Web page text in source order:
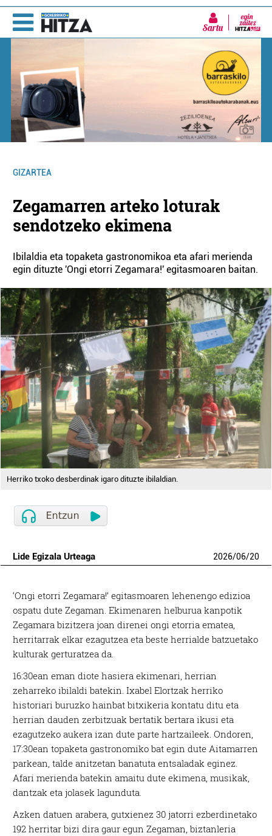
Sartu
GIZARTEA
Zegamarren arteko loturak
sendotzeko ekimena
Ibilaldia eta topaketa gastronomikoa eta afari merienda
egin dituzte 'Ongi etorri Zegamara!' egitasmoaren baitan.
Herriko txoko desberdinak igaro dituzte ibilaldian.
Lide Egizala Urteaga 2026/06/20
‘Ongi etorri Zegamara!’ egitasmoaren lehenengo edizioa
ospatu dute Zegaman. Ekimenaren helburua kanpotik
Zegamara bizitzera joan direnei ongi etorria ematea,
herritarrak elkar ezagutzea eta beste herrialde batzuetako
kulturak gerturatzea da.
16:30ean eman diote hasiera ekimenari, herrian
zeharreko ibilaldi batekin. Ixabel Elortzak herriko
historiari buruzko hainbat bitxikeria kontatu ditu eta
herrian dauden zerbitzuak bertatik bertara ikusi eta
ezagutzeko aukera izan dute parte hartzaileek. Ondoren,
17:30ean topaketa gastronomiko bat egin dute Aitamarren
parkean, talde anitzetan banatuta entsaladak eginez.
Afari merienda batekin amaitu dute ekimena, musikak,
dantzak eta jolasek lagunduta.
Azken datuen arabera, gutxienez 30 jatorri ezberdinetako
192 herritar bizi dira gaur egun Zegaman, biztanleria